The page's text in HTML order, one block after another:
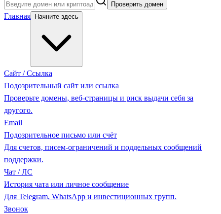
Проверить домен
Главная Начните здесь
Сайт / Ссылка
Подозрительный сайт или ссылка
Проверьте домены, веб-страницы и риск выдачи себя за
другого.
Email
Подозрительное письмо или счёт
Для счетов, писем-ограничений и поддельных сообщений
поддержки.
Чат / ЛС
История чата или личное сообщение
Для Telegram, WhatsApp и инвестиционных групп.
Звонок